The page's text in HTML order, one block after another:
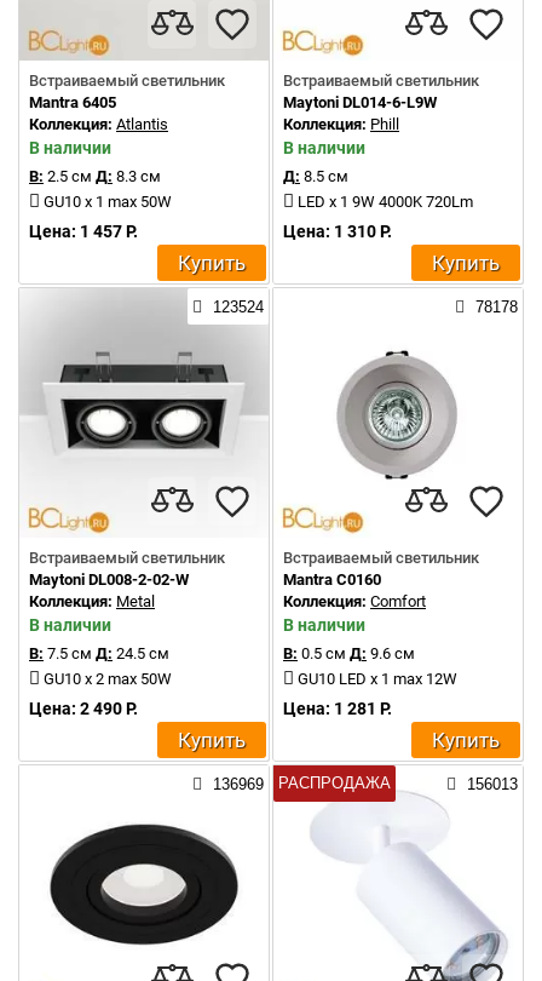
Встраиваемый светильник
Mantra 6405
Коллекция: Atlantis
В наличии
В: 2.5 см Д: 8.3 см
GU10 x 1 max 50W
Цена: 1 457 Р.
Купить
Встраиваемый светильник
Maytoni DL014-6-L9W
Коллекция: Phill
В наличии
Д: 8.5 см
LED x 1 9W 4000K 720Lm
Цена: 1 310 Р.
Купить
123524
Встраиваемый светильник
Maytoni DL008-2-02-W
Коллекция: Metal
В наличии
В: 7.5 см Д: 24.5 см
GU10 x 2 max 50W
Цена: 2 490 Р.
Купить
78178
Встраиваемый светильник
Mantra C0160
Коллекция: Comfort
В наличии
В: 0.5 см Д: 9.6 см
GU10 LED x 1 max 12W
Цена: 1 281 Р.
Купить
136969 РАСПРОДАЖА 156013